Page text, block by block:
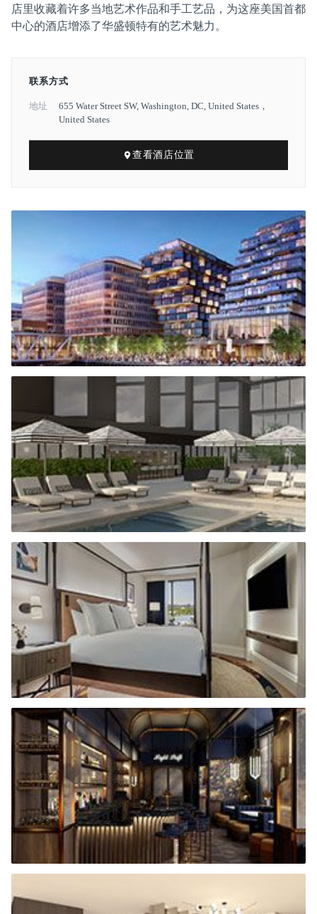
店里收藏着许多当地艺术作品和手工艺品，为这座美国首都
中心的酒店增添了华盛顿特有的艺术魅力。
联系方式
地址
655 Water Street SW, Washington, DC, United States，
United States
查看酒店位置